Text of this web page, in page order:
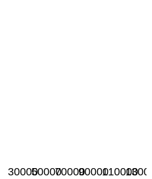
30000500007000090000110000